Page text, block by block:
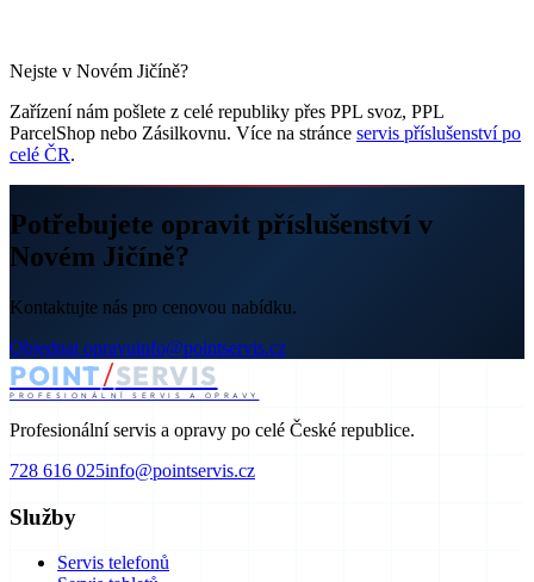
Nejste v Novém Jičíně?
Zařízení nám pošlete z celé republiky přes PPL svoz, PPL
ParcelShop nebo Zásilkovnu. Více na stránce servis příslušenství po
celé ČR.
Potřebujete opravit příslušenství v
Novém Jičíně?
Kontaktujte nás pro cenovou nabídku.
Objednat opravuinfo@pointservis.cz
POINT/SERVIS
PROFESIONÁLNÍ SERVIS A OPRAVY
Profesionální servis a opravy po celé České republice.
728 616 025info@pointservis.cz
Služby
Servis telefonů